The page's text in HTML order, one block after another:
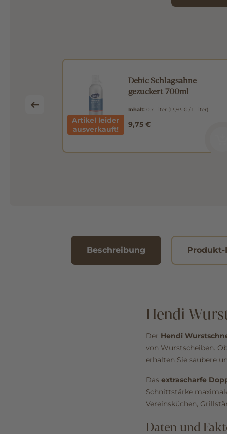
Artikel leider
ausverkauft!
Debic Schlagsahne
gezuckert 700ml
Inhalt: 0.7 Liter (13,93 € / 1 Liter)
9,75 €
Beschreibung Produkt-
Hendi
Der Hendi
von Wurstscheiben.
erhalten Sie saubere
Das extrascharfe
Schnittstärke
Vereinsküchen,
Daten und